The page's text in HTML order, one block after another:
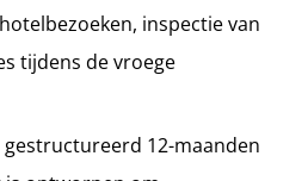
inspectie van
tijdens de vroege
gestructureerd 12-maanden